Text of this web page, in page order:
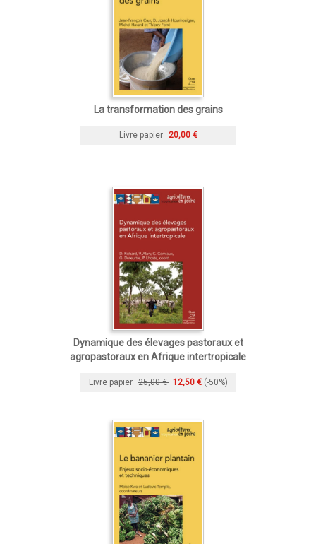
La transformation des grains
Livre papier 20,00 €
Dynamique des élevages pastoraux et
agropastoraux en Afrique intertropicale
Livre papier 25,00 € 12,50 € (-50%)